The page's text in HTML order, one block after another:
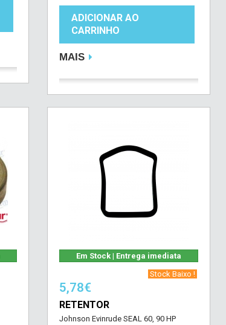
ADICIONAR AO
CARRINHO
MAIS
Em Stock | Entrega imediata
‎ Stock Baixo !‎ ‎
5,78€
RETENTOR
Johnson Evinrude SEAL 60, 90 HP